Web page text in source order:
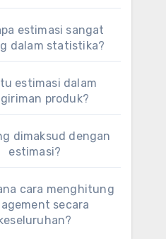
estimasi sangat
dalam statistika?
estimasi dalam
produk?
dimaksud dengan
estimasi?
cara menghitung
secara